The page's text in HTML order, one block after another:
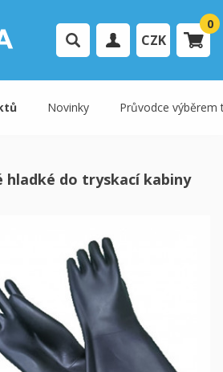
uživatele
CZK
0
Novinky Průvodce výběrem
hladké do tryskací kabiny